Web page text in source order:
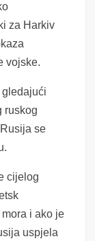
za Harkiv
vojske.
ruskog
se
cijelog
i ako je
uspjela